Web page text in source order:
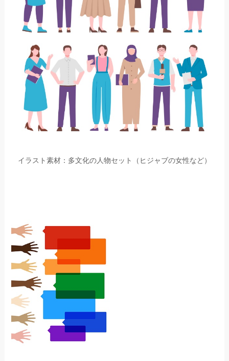
イラスト素材：多文化の人物セット（ヒジャブの女性など）